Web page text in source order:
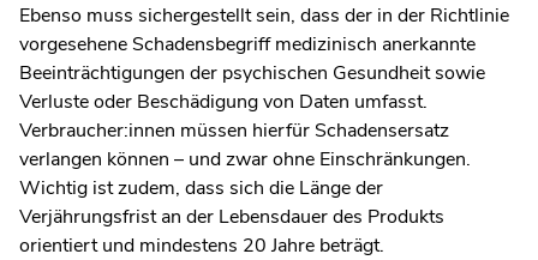
Ebenso muss sichergestellt sein, dass der in der Richtlinie
vorgesehene Schadensbegriff medizinisch anerkannte
Beeinträchtigungen der psychischen Gesundheit sowie
Verluste oder Beschädigung von Daten umfasst.
Verbraucher:innen müssen hierfür Schadensersatz
verlangen können – und zwar ohne Einschränkungen.
Wichtig ist zudem, dass sich die Länge der
Verjährungsfrist an der Lebensdauer des Produkts
orientiert und mindestens 20 Jahre beträgt.